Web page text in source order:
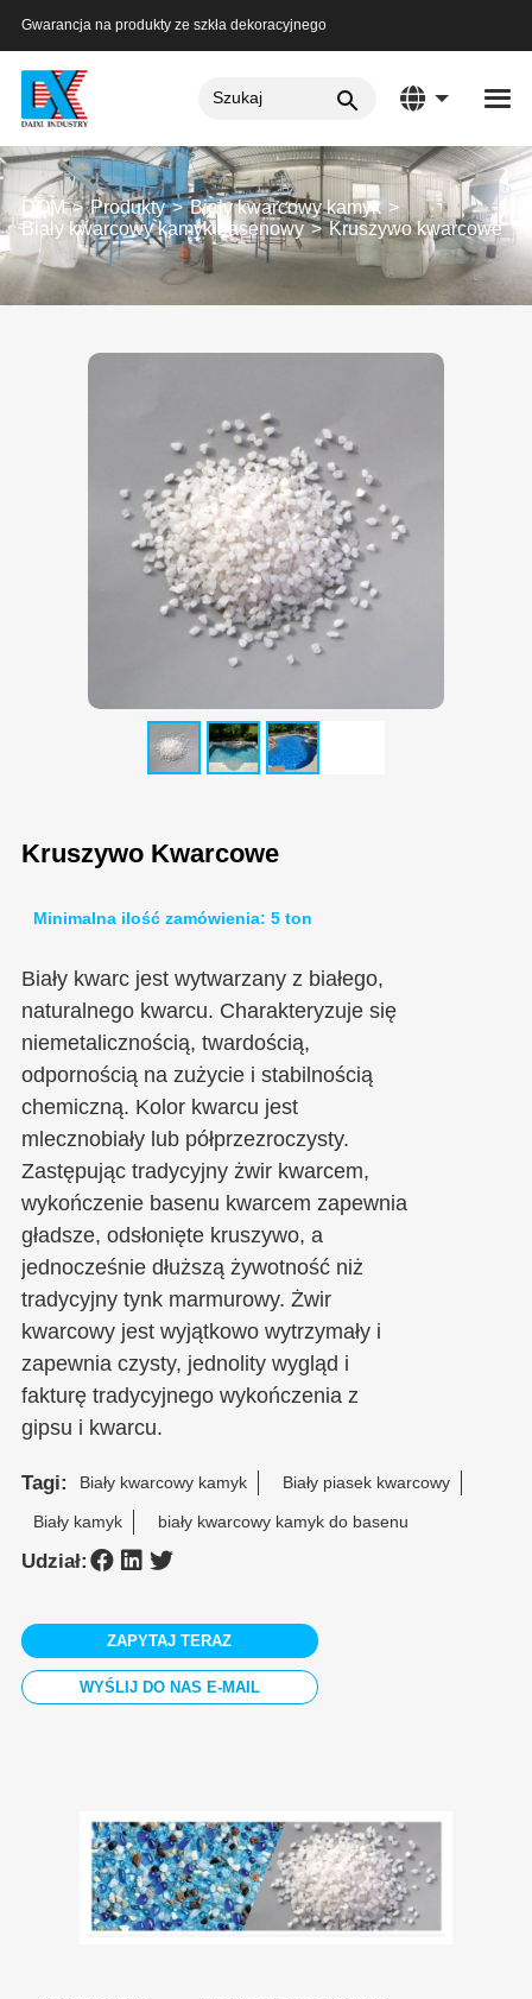
Gwarancja na produkty ze szkła dekoracyjnego
DOM Produkty
Biały kwarcowy kamyk
Biały kwarcowy kamyk basenowy
Kruszywo kwarcowe
Kruszywo Kwarcowe
Minimalna ilość zamówienia: 5 ton
Biały kwarc jest wytwarzany z białego,
naturalnego kwarcu. Charakteryzuje się
niemetalicznością, twardością,
odpornością na zużycie i stabilnością
chemiczną. Kolor kwarcu jest
mlecznobiały lub półprzezroczysty.
Zastępując tradycyjny żwir kwarcem,
wykończenie basenu kwarcem zapewnia
gładsze, odsłonięte kruszywo, a
jednocześnie dłuższą żywotność niż
tradycyjny tynk marmurowy. Żwir
kwarcowy jest wyjątkowo wytrzymały i
zapewnia czysty, jednolity wygląd i
fakturę tradycyjnego wykończenia z
gipsu i kwarcu.
Tagi: Biały kwarcowy kamyk Biały piasek kwarcowy
Biały kamyk biały kwarcowy kamyk do basenu
Udział:
ZAPYTAJ TERAZ
WYŚLIJ DO NAS E-MAIL